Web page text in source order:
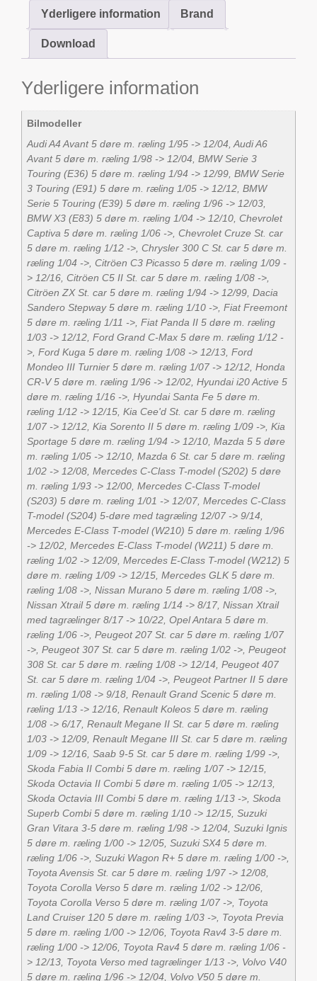
Yderligere information Brand
Download
Yderligere information
Bilmodeller
Audi A4 Avant 5 døre m. ræling 1/95 -> 12/04, Audi A6
Avant 5 døre m. ræling 1/98 -> 12/04, BMW Serie 3
Touring (E36) 5 døre m. ræling 1/94 -> 12/99, BMW Serie
3 Touring (E91) 5 døre m. ræling 1/05 -> 12/12, BMW
Serie 5 Touring (E39) 5 døre m. ræling 1/96 -> 12/03,
BMW X3 (E83) 5 døre m. ræling 1/04 -> 12/10, Chevrolet
Captiva 5 døre m. ræling 1/06 ->, Chevrolet Cruze St. car
5 døre m. ræling 1/12 ->, Chrysler 300 C St. car 5 døre m.
ræling 1/04 ->, Citröen C3 Picasso 5 døre m. ræling 1/09 -
> 12/16, Citröen C5 II St. car 5 døre m. ræling 1/08 ->,
Citröen ZX St. car 5 døre m. ræling 1/94 -> 12/99, Dacia
Sandero Stepway 5 døre m. ræling 1/10 ->, Fiat Freemont
5 døre m. ræling 1/11 ->, Fiat Panda II 5 døre m. ræling
1/03 -> 12/12, Ford Grand C-Max 5 døre m. ræling 1/12 -
>, Ford Kuga 5 døre m. ræling 1/08 -> 12/13, Ford
Mondeo III Turnier 5 døre m. ræling 1/07 -> 12/12, Honda
CR-V 5 døre m. ræling 1/96 -> 12/02, Hyundai i20 Active 5
døre m. ræling 1/16 ->, Hyundai Santa Fe 5 døre m.
ræling 1/12 -> 12/15, Kia Cee'd St. car 5 døre m. ræling
1/07 -> 12/12, Kia Sorento II 5 døre m. ræling 1/09 ->, Kia
Sportage 5 døre m. ræling 1/94 -> 12/10, Mazda 5 5 døre
m. ræling 1/05 -> 12/10, Mazda 6 St. car 5 døre m. ræling
1/02 -> 12/08, Mercedes C-Class T-model (S202) 5 døre
m. ræling 1/93 -> 12/00, Mercedes C-Class T-model
(S203) 5 døre m. ræling 1/01 -> 12/07, Mercedes C-Class
T-model (S204) 5-døre med tagræling 12/07 -> 9/14,
Mercedes E-Class T-model (W210) 5 døre m. ræling 1/96
-> 12/02, Mercedes E-Class T-model (W211) 5 døre m.
ræling 1/02 -> 12/09, Mercedes E-Class T-model (W212) 5
døre m. ræling 1/09 -> 12/15, Mercedes GLK 5 døre m.
ræling 1/08 ->, Nissan Murano 5 døre m. ræling 1/08 ->,
Nissan Xtrail 5 døre m. ræling 1/14 -> 8/17, Nissan Xtrail
med tagrælinger 8/17 -> 10/22, Opel Antara 5 døre m.
ræling 1/06 ->, Peugeot 207 St. car 5 døre m. ræling 1/07
->, Peugeot 307 St. car 5 døre m. ræling 1/02 ->, Peugeot
308 St. car 5 døre m. ræling 1/08 -> 12/14, Peugeot 407
St. car 5 døre m. ræling 1/04 ->, Peugeot Partner II 5 døre
m. ræling 1/08 -> 9/18, Renault Grand Scenic 5 døre m.
ræling 1/13 -> 12/16, Renault Koleos 5 døre m. ræling
1/08 -> 6/17, Renault Megane II St. car 5 døre m. ræling
1/03 -> 12/09, Renault Megane III St. car 5 døre m. ræling
1/09 -> 12/16, Saab 9-5 St. car 5 døre m. ræling 1/99 ->,
Skoda Fabia II Combi 5 døre m. ræling 1/07 -> 12/15,
Skoda Octavia II Combi 5 døre m. ræling 1/05 -> 12/13,
Skoda Octavia III Combi 5 døre m. ræling 1/13 ->, Skoda
Superb Combi 5 døre m. ræling 1/10 -> 12/15, Suzuki
Gran Vitara 3-5 døre m. ræling 1/98 -> 12/04, Suzuki Ignis
5 døre m. ræling 1/00 -> 12/05, Suzuki SX4 5 døre m.
ræling 1/06 ->, Suzuki Wagon R+ 5 døre m. ræling 1/00 ->,
Toyota Avensis St. car 5 døre m. ræling 1/97 -> 12/08,
Toyota Corolla Verso 5 døre m. ræling 1/02 -> 12/06,
Toyota Corolla Verso 5 døre m. ræling 1/07 ->, Toyota
Land Cruiser 120 5 døre m. ræling 1/03 ->, Toyota Previa
5 døre m. ræling 1/00 -> 12/06, Toyota Rav4 3-5 døre m.
ræling 1/00 -> 12/06, Toyota Rav4 5 døre m. ræling 1/06 -
> 12/13, Toyota Verso med tagrælinger 1/13 ->, Volvo V40
5 døre m. ræling 1/96 -> 12/04, Volvo V50 5 døre m.